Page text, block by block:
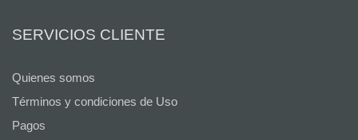
SERVICIOS CLIENTE
Quienes somos
Términos y condiciones de Uso
Pagos